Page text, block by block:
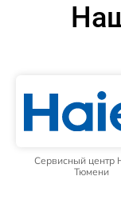
Сервисный центр
Тюмени